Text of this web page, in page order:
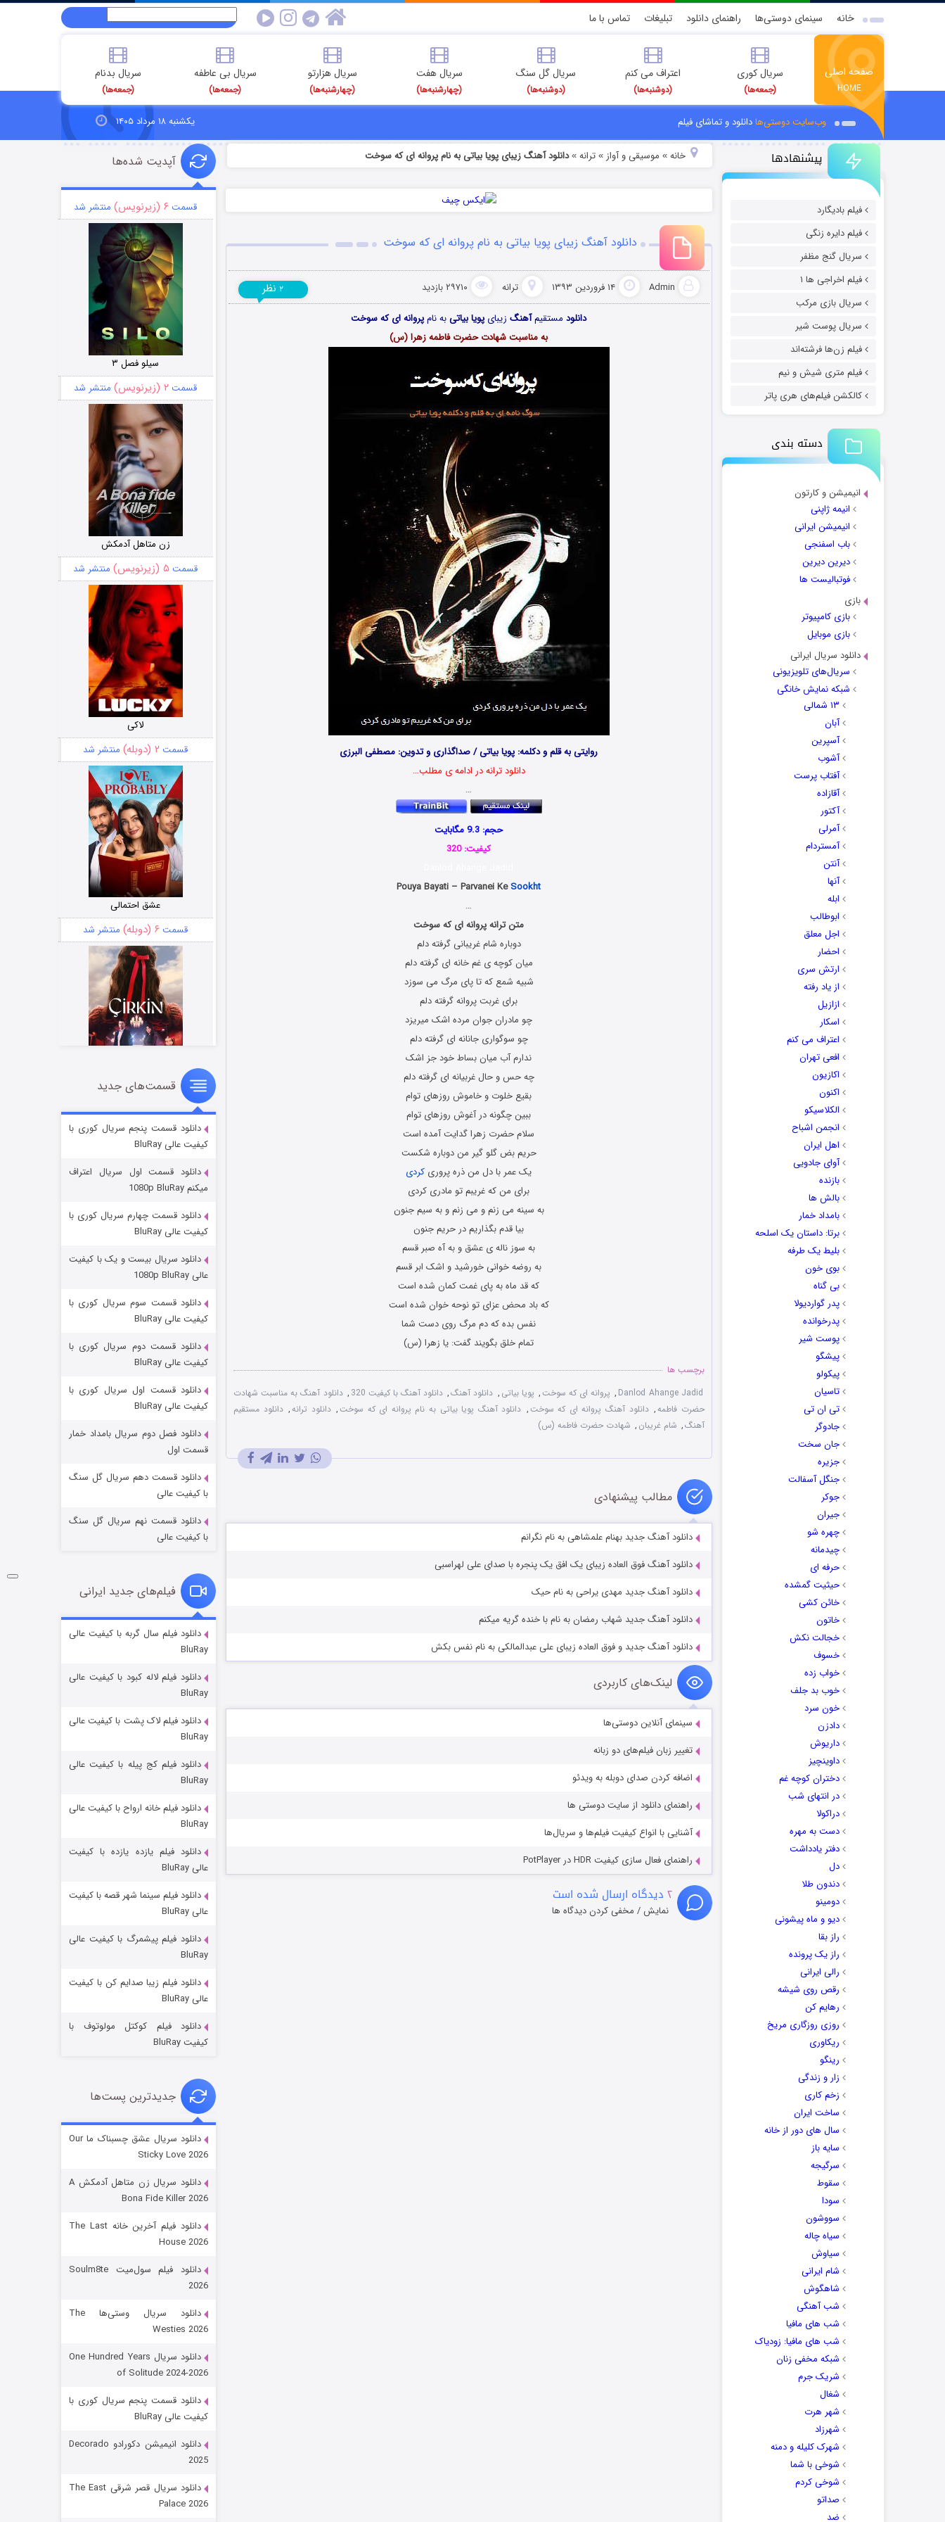
خانه سینمای دوستی‌ها راهنمای دانلود تبلیغات تماس با ما
صفحه اصلی
HOME
سریال کوری
(جمعه‌ها)
اعتراف می کنم
(دوشنبه‌ها)
سریال گل سنگ
(دوشنبه‌ها)
سریال هفت
(چهارشنبه‌ها)
سریال هزارتو
(چهارشنبه‌ها)
سریال بی عاطفه
(جمعه‌ها)
سریال بدنام
(جمعه‌ها)
وب‌سایت دوستی‌هادانلود و تماشای فیلم یکشنبه ۱۸ مرداد ۱۴۰۵
پیشنهادها
فیلم بادیگارد
فیلم دایره زنگی
سریال گنج مظفر
فیلم اخراجی ها ۱
سریال بازی مرکب
سریال پوست شیر
فیلم زن‌ها فرشته‌اند
فیلم متری شیش و نیم
کالکشن فیلم‌های هری پاتر
دسته بندی
انیمیشن و کارتون
انیمه ژاپنی
انیمیشن ایرانی
باب اسفنجی
دیرین دیرین
فوتبالیست ها
بازی
بازی کامپیوتر
بازی موبایل
دانلود سریال ایرانی
سریال‌های تلویزیونی
شبکه نمایش خانگی
۱۳ شمالی
آبان
آسپرین
آشوب
آفتاب پرست
آقازاده
آکتور
آمرلی
آمستردام
آنتن
آنها
ابله
ابوطالب
اجل معلق
احضار
ارتش سری
از یاد رفته
ازازیل
اسکار
اعتراف می کنم
افعی تهران
اکازیون
اکنون
الکلاسیکو
انجمن اشباح
اهل ایران
آوای جادویی
بازنده
بالش ها
بامداد خمار
برتا: داستان یک اسلحه
بلیط یک‌‌ طرفه
بوی خون
بی گناه
پدر گواردیولا
پدرخوانده
پوست شیر
پیشگو
پیکولو
تاسیان
تی ان تی
جادوگر
جان سخت
جزیره
جنگل آسفالت
جوکر
جیران
چهره شو
چیدمانه
حرفه ای
حیثیت گمشده
خائن کشی
خاتون
خجالت نکش
خسوف
خواب زده
خوب بد جلف
خون سرد
دادزن
داریوش
داوینچیز
دختران کوچه غم
در انتهای شب
دراکولا
دست به مهره
دفتر یادداشت
دل
دندون طلا
دومینو
دیو و ماه پیشونی
راز بقا
راز یک پرونده
رالی ایرانی
رقص روی شیشه
رهایم کن
روزی روزگاری مریخ
ریکاوری
رینگو
زار و زندگی
زخم کاری
ساخت ایران
سال های دور از خانه
سایه باز
سرگیجه
سقوط
سودا
سووشون
سیاه چاله
سیاوش
شام ایرانی
شاهگوش
شب آهنگی
شب های مافیا
شب های مافیا: زودیاک
شبکه مخفی زنان
شریک جرم
شغال
شهر هرت
شهرزاد
شهرک کلیله و دمنه
شوخی با شما
شوخی کردم
صداتو
ضد
خانه» موسیقی و آواز » ترانه»دانلود آهنگ زیبای پویا بیاتی به نام پروانه ای که سوخت
دانلود آهنگ زیبای پویا بیاتی به نام پروانه ای که سوخت
Admin ۱۴ فروردین ۱۳۹۳ ترانه ۲۹۷۱۰ بازدید ۲ نظر
دانلودمستقیمآهنگزیبای پویا بیاتیبه نامپروانه ای که سوخت
به مناسبت شهادت حضرت فاطمه زهرا (س)
روایتی به قلم و دکلمه: پویا بیاتی / صداگذاری و تدوین: مصطفی البرزی
دانلود ترانه در ادامه ی مطلب…
…
حجم: 9.3 مگابایت
کیفیت: 320
Pouya Bayati – Parvanei KeSookht
…
متن ترانه پروانه ای که سوخت
دوباره شام غریبانی گرفته دلم
میان کوچه ی غم خانه ای گرفته دلم
شبیه شمع که تا پای مرگ می سوزد
برای غربت پروانه گرفته دلم
چو مادران جوان مرده اشک میریزد
چو سوگواری جانانه ای گرفته دلم
ندارم آب میان بساط خود جز اشک
چه حس و حال غربیانه ای گرفته دلم
بقیع خلوت و خاموش روزهای توام
ببین چگونه در آغوش روزهای توام
سلام حضرت زهرا گدایت آمده است
حریم بض گلو گیر من دوباره شکست
یک عمر با دل من ذره پروری کردی
برای من که غریبم تو مادری کردی
به سینه می زنم و می زنم و به سیم جنون
بیا قدم بگذاریم در حریم جنون
به سوز ناله ی عشق و به آه صبر قسم
به روضه خوانی خورشید و اشک ابر قسم
که قد ماه به پای غمت کمان شده است
که باد محض عزای تو نوحه خوان شده است
نفس بده که دم مرگ روی دست شما
تمام خلق بگویند گفت: یا زهرا (س)
برچسب ها
Danlod Ahange Jadid
, پروانه ای که سوخت, پویا بیاتی , دانلود آهنگ, دانلود آهنگ با کیفیت 320 , دانلود آهنگ به مناسبت شهادت
حضرت فاطمه, دانلود آهنگ پروانه ای که سوخت, دانلود آهنگ پویا بیاتی به نام پروانه ای که سوخت, دانلود ترانه, دانلود مستقیم
آهنگ, شام غریبان , شهادت حضرت فاطمه (س)
مطالب پیشنهادی
دانلود آهنگ جدید بهنام علمشاهی به نام نگرانم
دانلود آهنگ فوق العاده زیبای یک افق یک پنجره با صدای علی لهراسبی
دانلود آهنگ جدید مهدی یراحی به نام حیک
دانلود آهنگ جدید شهاب رمضان به نام با خنده گریه میکنم
دانلود آهنگ جدید و فوق العاده زیبای علی عبدالمالکی به نام نفس بکش
لینک‌های کاربردی
سینمای آنلاین دوستی‌ها
تغییر زبان فیلم‌های دو زبانه
اضافه کردن صدای دوبله به ویدئو
راهنمای دانلود از سایت دوستی ها
آشنایی با انواع کیفیت فیلم‌ها و سریال‌ها
راهنمای فعال سازی کیفیت HDR در PotPlayer
۲ دیدگاه ارسال شده است
نمایش / مخفی کردن دیدگاه ها
آپدیت شده‌ها
قسمت ۶ (زیرنویس) منتشر شد
سیلو فصل ۳
قسمت ۲ (زیرنویس) منتشر شد
زن متاهل آدمکش
قسمت ۵ (زیرنویس) منتشر شد
لاکی
قسمت ۲ (دوبله) منتشر شد
عشق احتمالی
قسمت ۶ (دوبله) منتشر شد
سریال زشت
قسمت۵ (زیرنویس) منتشر شد
وستی ها
قسمت ۶ (زیرنویس) منتشر شد
فروشگاهی برای قاتلان فصل ۲
قسمت
شوهر
عملیات آپارتمان
قسمت۲ (زیرنویس)
شکست استوارت در نجات جهان
قسمت۷ (زیرنویس)
قسمت‌های جدید
دانلود قسمت پنجم سریال کوری با
کیفیت عالی BluRay
دانلود قسمت اول سریال اعتراف
میکنم 1080p BluRay
دانلود قسمت چهارم سریال کوری با
کیفیت عالی BluRay
دانلود سریال بیست و یک با کیفیت
عالی 1080p BluRay
دانلود قسمت سوم سریال کوری با
کیفیت عالی BluRay
دانلود قسمت دوم سریال کوری با
کیفیت عالی BluRay
دانلود قسمت اول سریال کوری با
کیفیت عالی BluRay
دانلود فصل دوم سریال بامداد خمار
قسمت اول
دانلود قسمت دهم سریال گل سنگ
با کیفیت عالی
دانلود قسمت نهم سریال گل سنگ
با کیفیت عالی
فیلم‌های جدید ایرانی
دانلود فیلم سال گربه با کیفیت عالی
BluRay
دانلود فیلم لاله کبود با کیفیت عالی
BluRay
دانلود فیلم لاک پشت با کیفیت عالی
BluRay
دانلود فیلم کج‌ پیله با کیفیت عالی
BluRay
دانلود فیلم خانه ارواح با کیفیت عالی
BluRay
دانلود فیلم یازده یازده با کیفیت
عالی BluRay
دانلود فیلم سینما شهر قصه با کیفیت
عالی BluRay
دانلود فیلم پیشمرگ با کیفیت عالی
BluRay
دانلود فیلم زیبا صدایم کن با کیفیت
عالی BluRay
دانلود فیلم کوکتل مولوتوف با
کیفیت BluRay
جدیدترین پست‌ها
دانلود سریال عشق چسبناک ما Our
Sticky Love 2026
دانلود سریال زن متاهل آدمکش A
Bona Fide Killer 2026
دانلود فیلم آخرین خانه The Last
House 2026
دانلود فیلم سول‌میت Soulm8te
2026
دانلود سریال وستی‌ها The
Westies 2026
دانلود سریال One Hundred Years
of Solitude 2024-2026
دانلود قسمت پنجم سریال کوری با
کیفیت عالی BluRay
دانلود انیمیشن دکورادو Decorado
2025
دانلود سریال قصر شرقی The East
Palace 2026